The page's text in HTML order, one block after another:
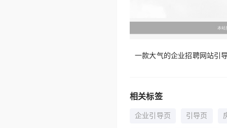
一款大气的企业招聘网站引
相关标签
企业引导页 引导页